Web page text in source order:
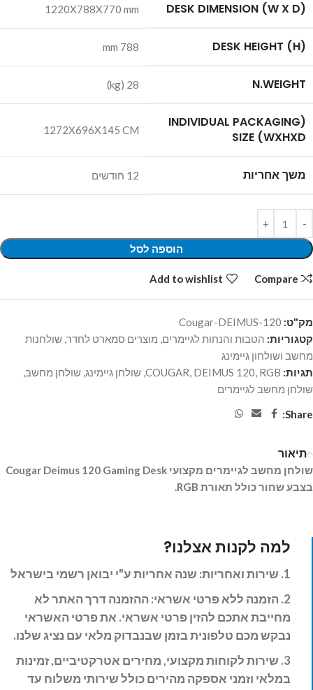
(DESK DIMENSION (W X D
1220X788X770 mm
(DESK HEIGHT (H
mm 788
N.WEIGHT
28 (kg)
(INDIVIDUAL PACKAGING
SIZE (WXHXD
1272X696X145 CM
משך אחריות 12 חודשים
הוספה לסל
Compare
Add to wishlist
מק"ט: Cougar-DEIMUS-120
קטגוריות: הטבות והנחות לגיימרים, מוצרים סמארט לחדר, שולחנות
מחשב ושולחון גיימינג
תגיות:
COUGAR, DEIMUS 120, RGB
, שולחן גיימינג, שולחן מחשב,
שולחן מחשב לגיימרים
Share:
תיאור
שולחן מחשב לגיימרים מקצועי Cougar Deimus 120 Gaming Desk
בצבע שחור כולל תאורת RGB.
למה לקנות אצלנו?
1. שירות ואחריות: שנה
אחריות ע"י יבואן רשמי בישראל
2. הזמנה ללא פרטי אשראי: ההזמנה דרך האתר לא
מחייבת אתכם להזין פרטי אשראי. את פרטי האשראי
נבקש מכם טלפונית בזמן שבנבדוק מלאי עם נציג שלנו.
3. שירות לקוחות מקצועי, מחירים אטרקטיביים, זמינות
במלאי וזמני אספקה מהירים כולל שירותי משלוח עד